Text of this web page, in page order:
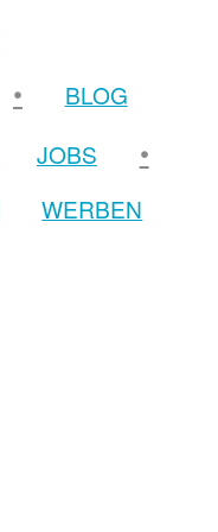
•
BLOG
JOBS •
WERBEN